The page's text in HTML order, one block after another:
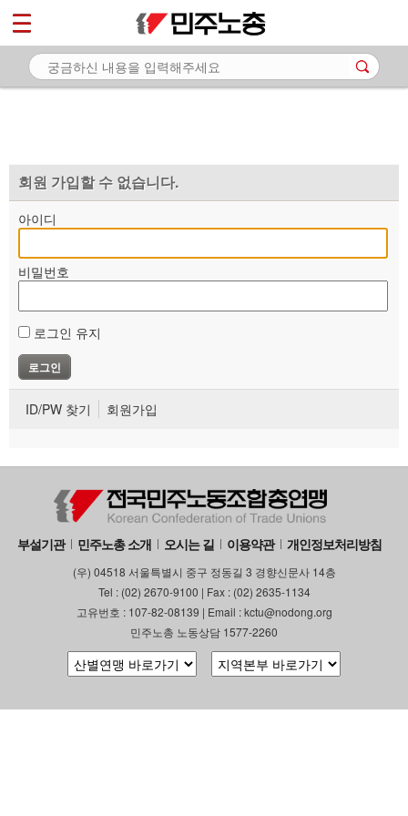
회원 가입할 수 없습니다.
아이디
비밀번호
로그인 유지
ID/PW 찾기 회원가입
부설기관 민주노총 소개 오시는 길 이용약관 개인정보처리방침
(우) 04518 서울특별시 중구 정동길 3 경향신문사 14층
Tel : (02) 2670-9100 | Fax : (02) 2635-1134
고유번호 : 107-82-08139 | Email : kctu@nodong.org
민주노총 노동상담 1577-2260
마이페이지
소개
자료
부설기관